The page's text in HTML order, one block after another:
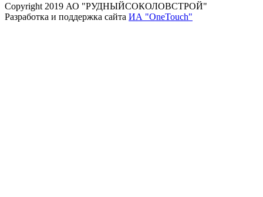
Copyright 2019 АО "РУДНЫЙСОКОЛОВСТРОЙ"
Разработка и поддержка сайта ИА "OneTouch"